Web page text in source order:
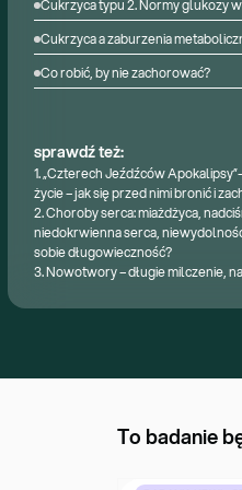
Cukrzyca typu 2. Normy glukozy
Cukrzyca a zaburzenia
Co robić, by nie zachorować?
sprawdź też:
1.„Czterech Jeźdźców
życie – jak się przed nimi bronić i
2.Choroby serca: miażdżyca,
niedokrwienna serca,
sobie długowieczność?
3.Nowotwory – długie milczenie,
To badanie